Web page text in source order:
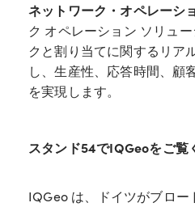
ネットワーク・オペレーシ
ク オペレーション ソリュ
クと割り当てに関するリア
し、生産性、応答時間、顧
を実現します。
スタンド54でIQGeoをご覧
IQGeo は、ドイツがブロ